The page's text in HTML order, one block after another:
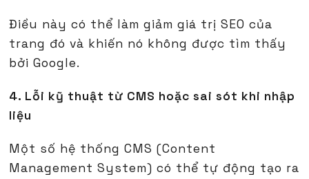
Điều này có thể làm giảm giá trị SEO của
trang đó và khiến nó không được tìm thấy
bởi Google.
4. Lỗi kỹ thuật từ CMS hoặc sai sót khi nhập
liệu
Một số hệ thống CMS (Content
Management System) có thể tự động tạo ra